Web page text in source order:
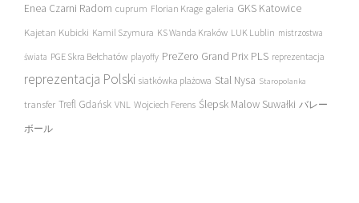
Enea Czarni Radom cuprum Florian Krage galeria GKS Katowice
Kajetan Kubicki Kamil Szymura KS Wanda Kraków LUK Lublin mistrzostwa
świata PGE Skra Bełchatów playoffy PreZero Grand Prix PLS reprezentacja
reprezentacja Polski siatkówka plażowa Stal Nysa Staropolanka
transfer Trefl Gdańsk VNL Wojciech Ferens Ślepsk Malow Suwałki バレー
ボール